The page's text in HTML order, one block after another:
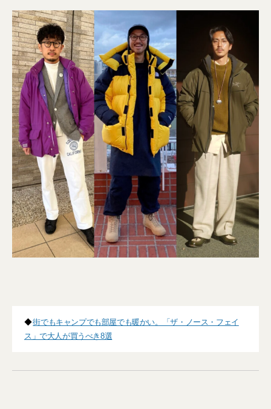
◆街でもキャンプでも部屋でも暖かい。「ザ・ノース・フェイ
ス」で大人が買うべき8選